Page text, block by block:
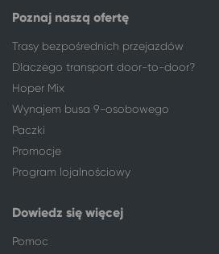
555 lokalizacji
Bytom
Karwia
Kalisz
Karwia
Karwia
Suwałki
Karwia
Kielce
Karwia
Kraków
Łódź
Olsztyn
Karwia
Pabianice
Karwia
Poznaj naszą ofertę
Trasy bezpośrednich przejazdów
Dlaczego transport door-to-door?
Hoper Mix
Wynajem busa 9-osobowego
Paczki
Promocje
Program lojalnościowy
Dowiedz się więcej
Pomoc